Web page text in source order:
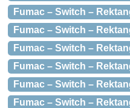
Fumac – Switch –
Fumac – Switch –
Fumac – Switch –
Fumac – Switch –
Fumac – Switch –
Fumac – Switch –